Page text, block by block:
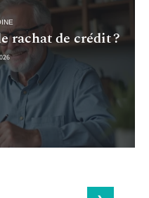
rachat de crédit ?